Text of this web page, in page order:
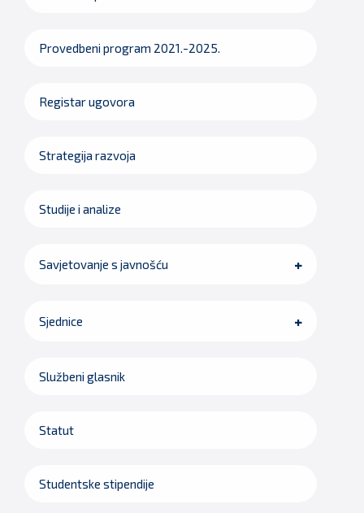
Provedbeni program 2021.-2025.
Registar ugovora
Strategija razvoja
Studije i analize
Savjetovanje s javnošću
Sjednice
Službeni glasnik
Statut
Studentske stipendije